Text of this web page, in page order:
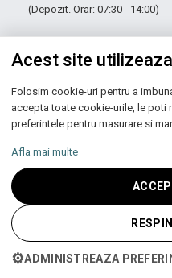
(Depozit. Orar: 07:30 - 14:00)
(Sediu. Orar: 08:00 - 16.30)
comenzi@ unicspot.com
Str. George Moroianu Nr. 16
Săcele, Jud. Brașov
Acest site
Folosim cookie-uri pentru a
accepta toate cookie-urile, le poti
preferintele pentru masurare si
Afla mai multe
⚙ADMINISTREAZA